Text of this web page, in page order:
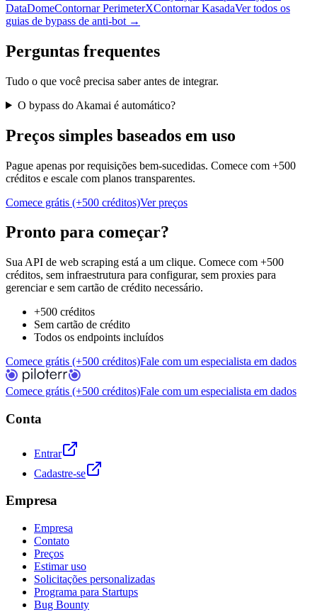
DataDomeContornar PerimeterXContornar KasadaVer todos os
guias de bypass de anti-bot →
Perguntas frequentes
Tudo o que você precisa saber antes de integrar.
O bypass do Akamai é automático?
Preços simples baseados em uso
Pague apenas por requisições bem-sucedidas. Comece com +500
créditos e escale com planos transparentes.
Comece grátis (+500 créditos)Ver preços
Pronto para começar?
Sua API de web scraping está a um clique. Comece com +500
créditos, sem infraestrutura para configurar, sem proxies para
gerenciar e sem cartão de crédito necessário.
+500 créditos
Sem cartão de crédito
Todos os endpoints incluídos
Comece grátis (+500 créditos)Fale com um especialista em dados
Comece grátis (+500 créditos)Fale com um especialista em dados
Conta
Entrar
Cadastre-se
Empresa
Empresa
Contato
Preços
Estimar uso
Solicitações personalizadas
Programa para Startups
Bug Bounty